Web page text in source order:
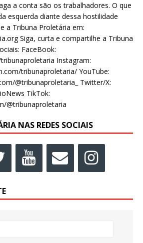
a conta são os trabalhadores. O que
esquerda diante dessa hostilidade
a Tribuna Proletária em:
Siga, curta e compartilhe a Tribuna
FaceBook:
Instagram:
tribunaproletaria/ YouTube:
@tribunaproletaria_ Twitter/X:
TikTok:
@tribunaproletaria
NAS REDES SOCIAIS